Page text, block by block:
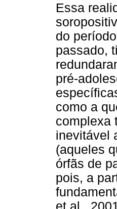
Essa
do
passado,
pré-
como a
complexa
inevitável
(aqueles
órfãs de
pois, a
et al.,